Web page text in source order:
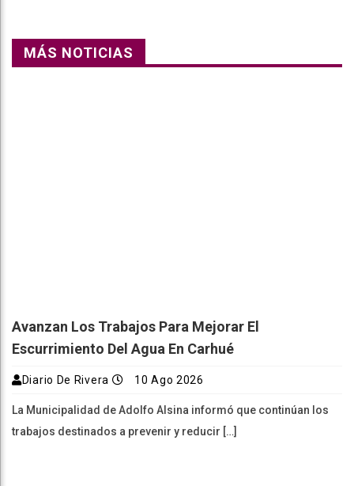
MÁS NOTICIAS
Avanzan Los Trabajos Para Mejorar El
Escurrimiento Del Agua En Carhué
Diario De Rivera 10 Ago 2026
La Municipalidad de Adolfo Alsina informó que continúan los
trabajos destinados a prevenir y reducir […]